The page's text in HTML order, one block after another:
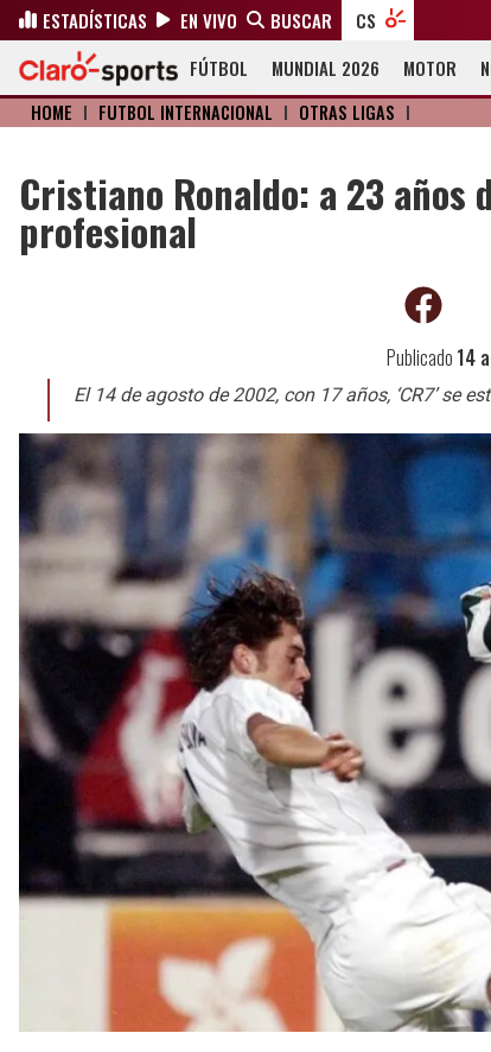
ESTADÍSTICAS EN VIVO BUSCAR
CS
FÚTBOL
MUNDIAL 2026 MOTOR
HOME I FÚTBOL INTERNACIONAL I OTRAS LIGAS I
Cristiano Ronaldo: a 23
profesional
Publicado 14
El 14 de agosto de 2002, con 17 años, ‘CR7’ se